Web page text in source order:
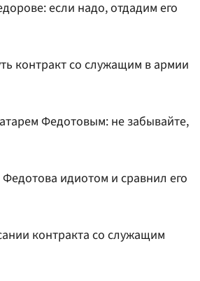
если надо, отдадим его
контракт со служащим в армии
Федотовым: не забывайте,
Федотова идиотом и сравнил его
контракта со служащим